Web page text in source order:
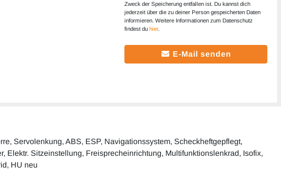
Zweck der Speicherung entfallen ist. Du kannst dich
jederzeit über die zu deiner Person gespeicherten Daten
informieren. Weitere Informationen zum Datenschutz
findest du hier.
E-Mail senden
Servolenkung, ABS, ESP, Navigationssystem, Scheckheftgepflegt,
Elektr. Sitzeinstellung, Freisprecheinrichtung, Multifunktionslenkrad, Isofix,
HU neu